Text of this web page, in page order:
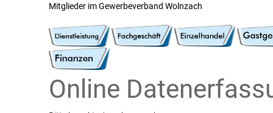
Mitglieder im Gewerbeverband Wolnzach
Online